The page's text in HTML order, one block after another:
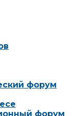
форум
форум